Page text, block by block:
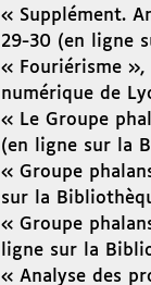
« Supplément.
29-30 (en ligne
« Fouriérisme »,
numérique de
« Le Groupe
(en ligne sur la
« Groupe
sur la
« Groupe
ligne sur la
« Analyse des